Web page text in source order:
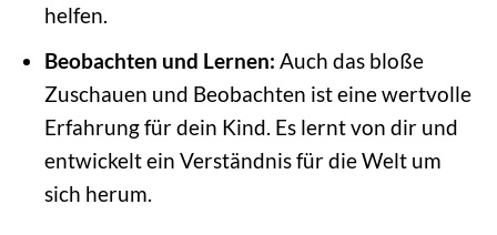
helfen.
Beobachten und Lernen: Auch das bloße
Zuschauen und Beobachten ist eine wertvolle
Erfahrung für dein Kind. Es lernt von dir und
entwickelt ein Verständnis für die Welt um
sich herum.